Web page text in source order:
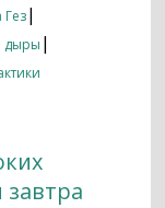
Гез|
дыры |
завтра